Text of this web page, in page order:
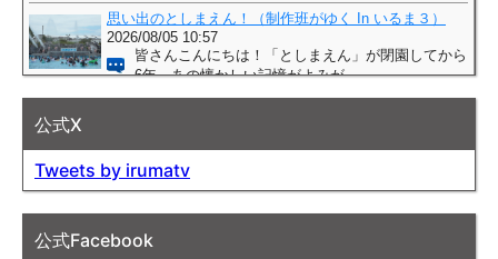
公式X
Tweets by irumatv
公式Facebook